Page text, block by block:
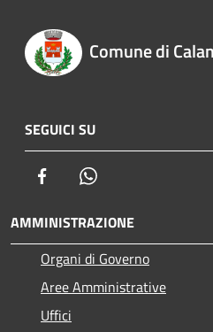
Comune di
SEGUICI SU
Facebook
AMMINISTRAZIONE
Organi di Governo
Aree Amministrative
Uffici